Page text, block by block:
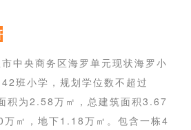
中央商务区海罗单元现状海罗小
班小学，规划学位数不超过
积为2.58万㎡，总建筑面积3.67
㎡，地下1.18万㎡。包含一栋4